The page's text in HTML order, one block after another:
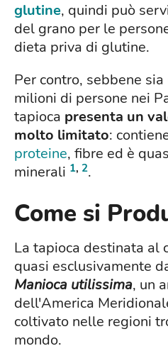
glutine, quindi può
del grano per le
dieta priva di glutine.
Per contro, sebbene
milioni di persone nei
tapioca presenta un
molto limitato:
proteine, fibre ed è
minerali 1, 2.
Come si
La tapioca destinata al
quasi esclusivamente
Manioca utilissima, un
dell'America
coltivato nelle regioni
mondo.